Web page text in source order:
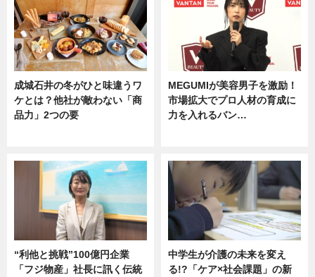
成城石井の冬がひと味違うワ
ケとは？他社が敵わない「商
品力」2つの要
MEGUMIが美容男子を激励！
市場拡大でプロ人材の育成に
力を入れるバン…
“利他と挑戦”100億円企業
「フジ物産」社長に訊く伝統
中学生が介護の未来を変え
る!?「ケア×社会課題」の新